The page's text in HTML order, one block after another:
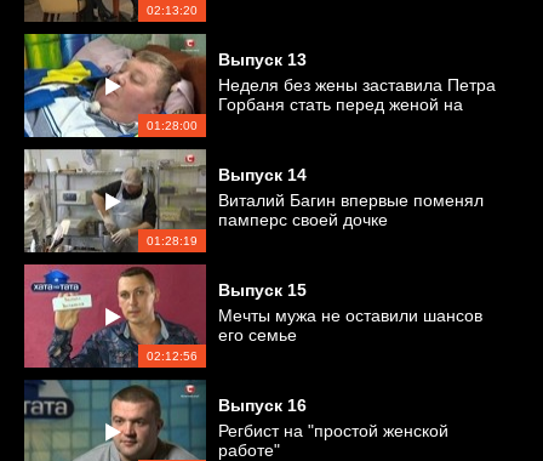
02:13:20
01:28:00
Выпуск 13
Неделя без жены заставила Петра
Горбаня стать перед женой на
01:28:19
Выпуск 14
Виталий Багин впервые поменял
памперс своей дочке
02:12:56
Выпуск 15
Мечты мужа не оставили шансов
его семье
Выпуск 16
Регбист на "простой женской
работе"